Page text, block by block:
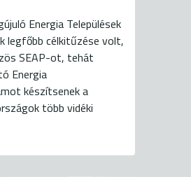
Energia Települések
legfőbb célkitűzése volt,
SEAP-ot, tehát
Energia
készítsenek a
több vidéki